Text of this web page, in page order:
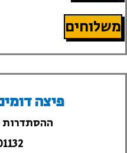
משלוחים
פיצה
ההסתדרות 3, פתח תקווה